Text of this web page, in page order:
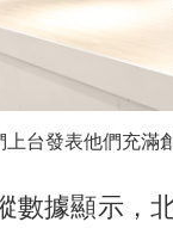
上台發表他們充滿
據顯示，